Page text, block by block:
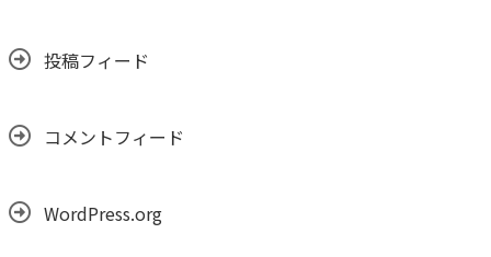
投稿フィード
コメントフィード
WordPress.org